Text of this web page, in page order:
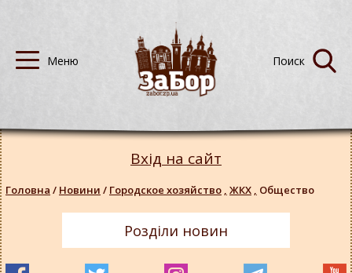
Вхід на сайт
Головна / Новини / Городское хозяйство , ЖКХ , Общество
Розділи новин